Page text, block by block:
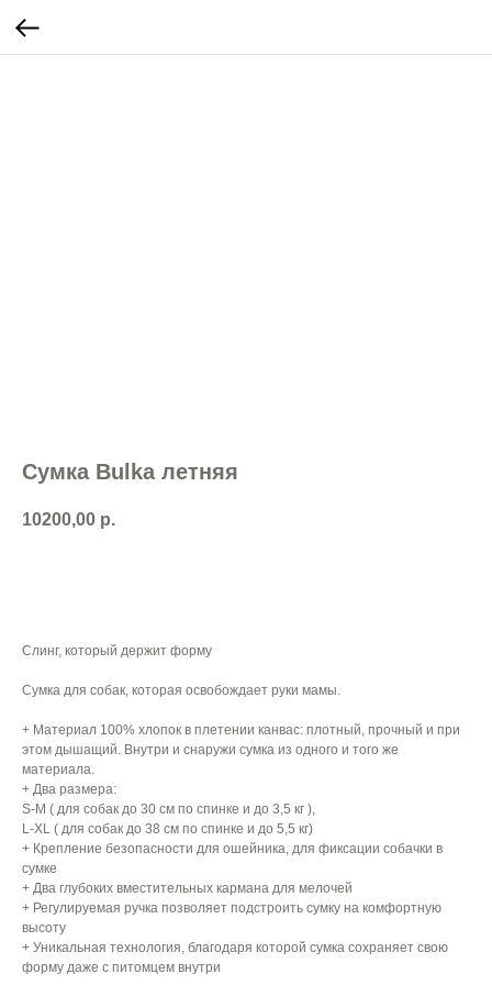
Сумка Bulka летняя
10200,00 р.
Слинг, который держит форму
Сумка для собак, которая освобождает руки мамы.
+ Материал 100% хлопок в плетении канвас: плотный, прочный и при
этом дышащий. Внутри и снаружи сумка из одного и того же
материала.
+ Два размера:
S-M ( для собак до 30 см по спинке и до 3,5 кг ),
L-XL ( для собак до 38 см по спинке и до 5,5 кг)
+ Крепление безопасности для ошейника, для фиксации собачки в
сумке
+ Два глубоких вместительных кармана для мелочей
+ Регулируемая ручка позволяет подстроить сумку на комфортную
высоту
+ Уникальная технология, благодаря которой сумка сохраняет свою
форму даже с питомцем внутри